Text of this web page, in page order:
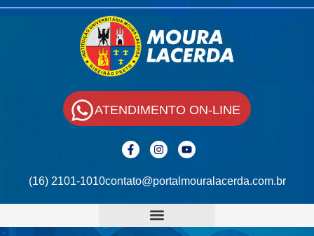
(16) 2101-1010contato@portalmouralacerda.com.br
ATENDIMENTO ON-LINE